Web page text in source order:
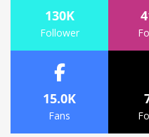
130K
Follower
15.0K
Fans